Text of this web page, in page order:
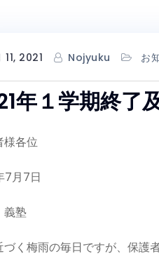
11, 2021 Nojyuku お
年１学期終了
様各位
7月7日
塾
づく梅雨の毎日ですが、保護